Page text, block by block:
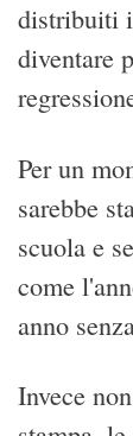
distribuiti
diventare
Per un
sarebbe
scuola e
come
anno
Invece